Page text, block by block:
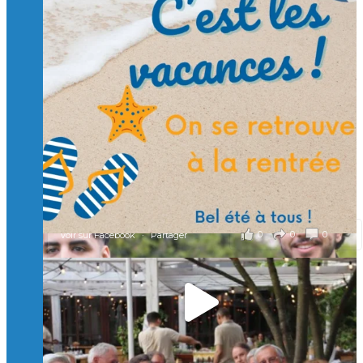
Charger plus Suivre sur Instagram
🙏 Soutenez l’Isep via la taxe d’apprentissage 2026
et contribuons ensemble à former les générations
d’ingénieurs de demain. 🙏
Merci à tous !
🎯 Taxe d’apprentissage 2026 : avec l'Isep, investissez pour
un numérique au service de l'humain !
À l’Isep, nous formons des ingénieurs, des bachelors, des
Mastères Spécialisés, qui allient excellence technologique et
valeurs humaines, au cœur de notre pro
...Voir plus
il y a 2 mois
0 0 0
Voir sur Facebook · Partager
🚀Afterwork à Genève 🚀
🥳 Le 22 avril dernier, 14 Alumni vivant / travaillant
en Suisse ont partagé un moment convivial de
retrouvailles et d'échanges !